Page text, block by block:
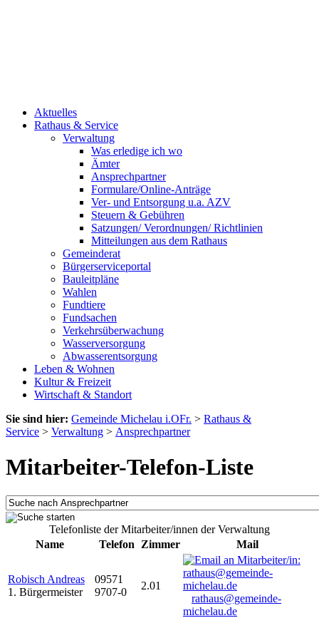
Aktuelles
Rathaus & Service
Verwaltung
Was erledige ich wo
Ämter
Ansprechpartner
Formulare/Online-Anträge
Ver- und Entsorgung u.a. AZV
Steuern & Gebühren
Satzungen/ Verordnungen/ Richtlinien
Mitteilungen aus dem Rathaus
Gemeinderat
Bürgerserviceportal
Bauleitpläne
Wahlen
Fundtiere
Fundsachen
Verkehrsüberwachung
Wasserversorgung
Abwasserentsorgung
Leben & Wohnen
Kultur & Freizeit
Wirtschaft & Standort
Sie sind hier: Gemeinde Michelau i.OFr. > Rathaus &
Service > Verwaltung > Ansprechpartner
Mitarbeiter-Telefon-Liste
Telefonliste der Mitarbeiter/innen der Verwaltung
Name
Telefon Zimmer Mail
Robisch Andreas
1. Bürgermeister
09571
9707-0
2.01
rathaus@gemeinde-
michelau.de